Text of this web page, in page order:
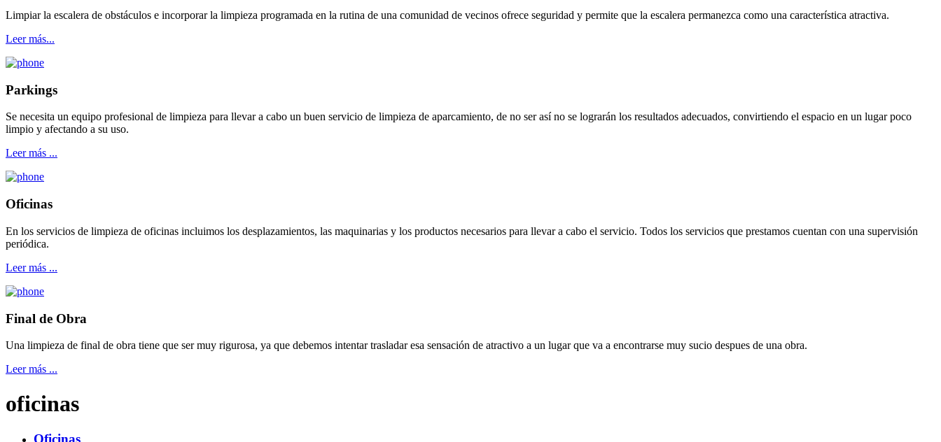
Limpiar la escalera de obstáculos e incorporar la limpieza programada en la rutina de una comunidad de vecinos ofrece seguridad y permite que la escalera permanezca como una característica atractiva.
Leer más...
Parkings
Se necesita un equipo profesional de limpieza para llevar a cabo un buen servicio de limpieza de aparcamiento, de no ser así no se lograrán los resultados adecuados, convirtiendo el espacio en un lugar poco
limpio y afectando a su uso.
Leer más ...
Oficinas
En los servicios de limpieza de oficinas incluimos los desplazamientos, las maquinarias y los productos necesarios para llevar a cabo el servicio. Todos los servicios que prestamos cuentan con una supervisión
periódica.
Leer más ...
Final de Obra
Una limpieza de final de obra tiene que ser muy rigurosa, ya que debemos intentar trasladar esa sensación de atractivo a un lugar que va a encontrarse muy sucio despues de una obra.
Leer más ...
oficinas
Oficinas